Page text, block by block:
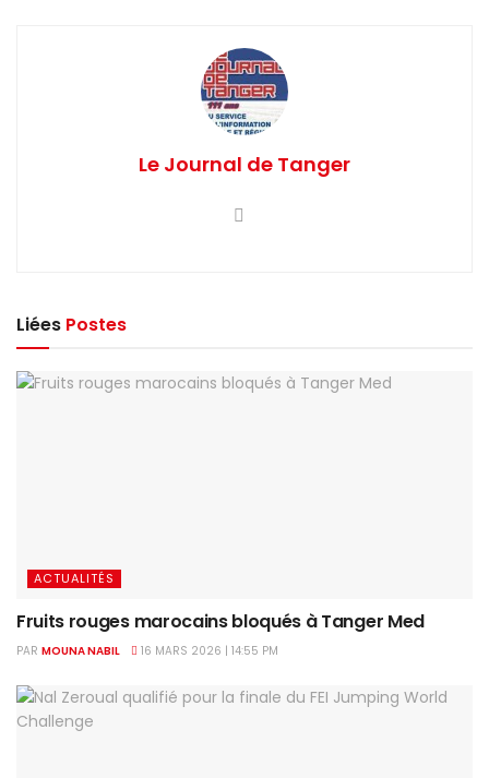
Le Journal de Tanger
Liées Postes
ACTUALITÉS
Fruits rouges marocains bloqués à Tanger Med
PAR MOUNA NABIL 16 MARS 2026 | 14:55 PM